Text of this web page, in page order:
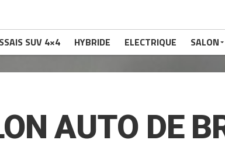
SUV 4×4 HYBRIDE ELECTRIQUE SALON
AUTO DE